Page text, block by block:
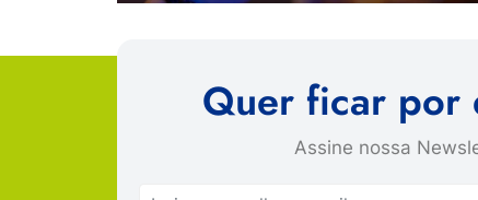
Quer ficar por
Assine nossa